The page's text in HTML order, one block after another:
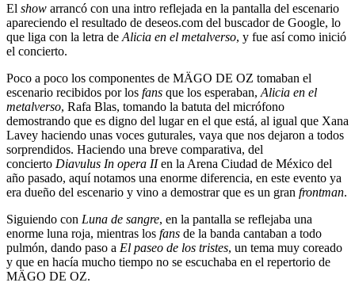
El show arrancó con una intro reflejada en la pantalla del escenario
apareciendo el resultado de deseos.com del buscador de Google, lo
que liga con la letra de Alicia en el metalverso, y fue así como inició
el concierto.
Poco a poco los componentes de MÄGO DE OZ tomaban el
escenario recibidos por los fans que los esperaban, Alicia en el
metalverso, Rafa Blas, tomando la batuta del micrófono
demostrando que es digno del lugar en el que está, al igual que Xana
Lavey haciendo unas voces guturales, vaya que nos dejaron a todos
sorprendidos. Haciendo una breve comparativa, del
concierto Diavulus In opera IIen la Arena Ciudad de México del
año pasado, aquí notamos una enorme diferencia, en este evento ya
era dueño del escenario y vino a demostrar que es un gran frontman.
Siguiendo con Luna de sangre, en la pantalla se reflejaba una
enorme luna roja, mientras los fans de la banda cantaban a todo
pulmón, dando paso a El paseo de los tristes, un tema muy coreado
y que en hacía mucho tiempo no se escuchaba en el repertorio de
MÄGO DE OZ.